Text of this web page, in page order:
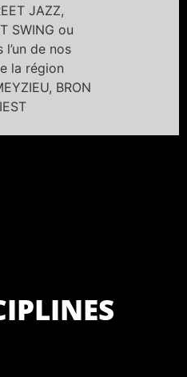
JAZZ,
SWING ou
l’un de nos
la région
BRON